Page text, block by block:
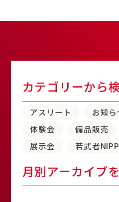
カテゴリーから
アスリート お知ら
体験会
備品販売
展示会
若武者
月別アーカイブ